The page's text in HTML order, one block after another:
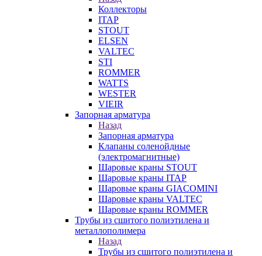
Коллекторы
ITAP
STOUT
ELSEN
VALTEC
STI
ROMMER
WATTS
WESTER
VIEIR
Запорная арматура
Назад
Запорная арматура
Клапаны соленойдные
(электромагнитные)
Шаровые краны STOUT
Шаровые краны ITAP
Шаровые краны GIACOMINI
Шаровые краны VALTEC
Шаровые краны ROMMER
Трубы из сшитого полиэтилена и
металлополимера
Назад
Трубы из сшитого полиэтилена и